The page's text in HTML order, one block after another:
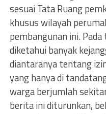
sesuai Tata Ruang
khusus wilayah
pembangunan ini.
diketahui banyak
diantaranya tentang
yang hanya di
warga berjumlah
berita ini diturunkan,